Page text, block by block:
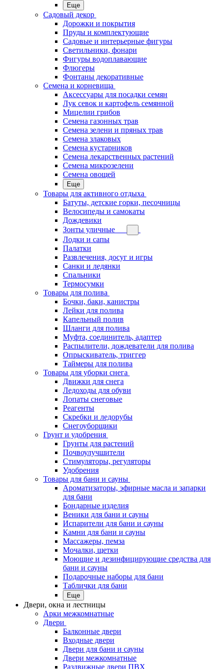
Еще
Садовый декор
Дорожки и покрытия
Пруды и комплектующие
Садовые и интерьерные фигуры
Светильники, фонари
Фигуры водоплавающие
Флюгеры
Фонтаны декоративные
Семена и корневища
Аксессуары для посадки семян
Лук севок и картофель семянной
Мицелии грибов
Семена газонных трав
Семена зелени и пряных трав
Семена злаковых
Семена кустарников
Семена лекарственных растений
Семена микрозелени
Семена овощей
Еще
Товары для активного отдыха
Батуты, детские горки, песочницы
Велосипеды и самокаты
Дождевики
Зонты уличные
Лодки и сапы
Палатки
Развлечения, досуг и игры
Санки и ледянки
Спальники
Термосумки
Товары для полива
Бочки, баки, канистры
Лейки для полива
Капельный полив
Шланги для полива
Муфта, соединитель, адаптер
Распылители, дождеватели для полива
Опрыскиватель, триггер
Таймеры для полива
Товары для уборки снега
Движки для снега
Ледоходы для обуви
Лопаты снеговые
Реагенты
Скребки и ледорубы
Снегоуборщики
Грунт и удобрения
Грунты для растений
Почвоулучшители
Стимуляторы, регуляторы
Удобрения
Товары для бани и сауны
Ароматизаторы, эфирные масла и запарки
для бани
Бондарные изделия
Веники для бани и сауны
Испарители для бани и сауны
Камни для бани и сауны
Массажеры, пемза
Мочалки, щетки
Моющие и дезинфицирующие средства для
бани и сауны
Подарочные наборы для бани
Таблички для бани
Еще
Двери, окна и лестницы
Арки межкомнатные
Двери
Балконные двери
Входные двери
Двери для бани и сауны
Двери межкомнатные
Раздвижные двери ПВХ